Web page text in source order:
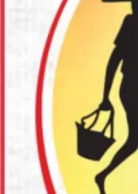
Verzendingsbeleid
Retourneringsbeleid